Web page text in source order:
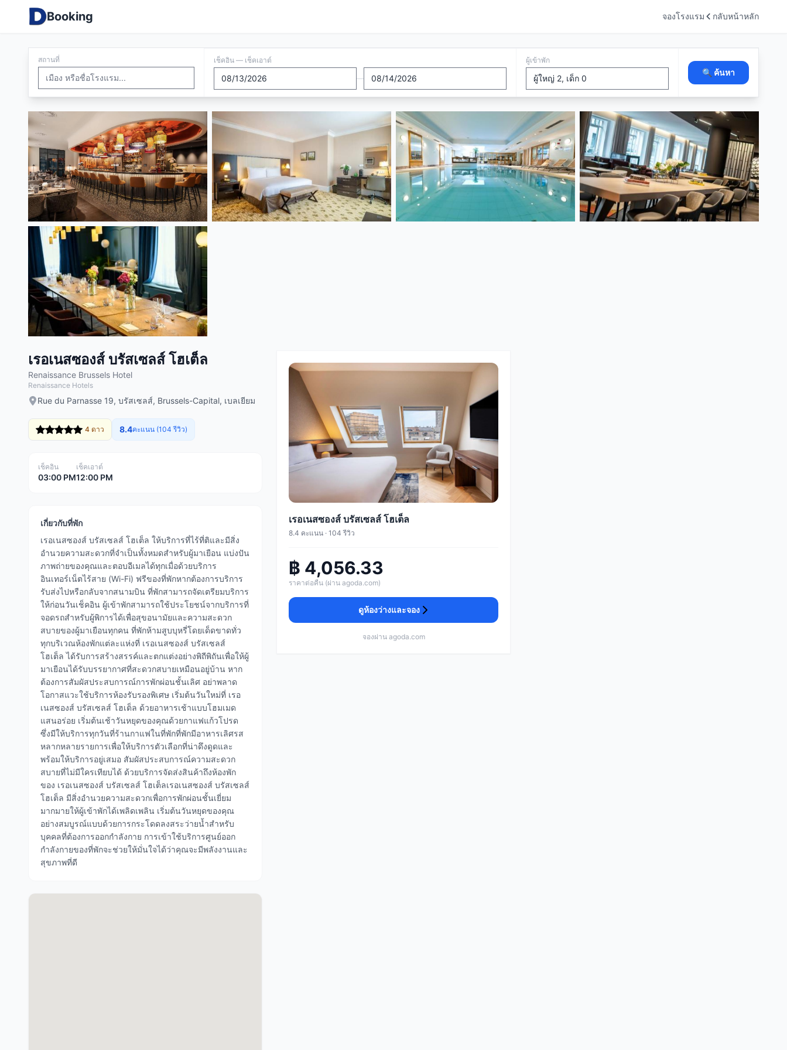
Booking จองโรงแรม กลับหน้าหลัก
สถานที่ เช็คอิน — เช็คเอาต์
—
ผู้เข้าพัก
🔍 ค้นหา
เรอเนสซองส์ บรัสเซลส์ โฮเต็ล
Renaissance Brussels Hotel
Renaissance Hotels
Rue du Parnasse 19, บรัสเซลส์, Brussels-Capital, เบลเยียม
4 ดาว 8.4คะแนน (104 รีวิว)
เช็คอิน
03:00 PM
เช็คเอาต์
12:00 PM
เกี่ยวกับที่พัก
เรอเนสซองส์ บรัสเซลส์ โฮเต็ล ให้บริการที่ไร้ที่ติและมีสิ่ง
อำนวยความสะดวกที่จำเป็นทั้งหมดสำหรับผู้มาเยือน แบ่งปัน
ภาพถ่ายของคุณและตอบอีเมลได้ทุกเมื่อด้วยบริการ
อินเทอร์เน็ตไร้สาย (Wi-Fi) ฟรีของที่พักหากต้องการบริการ
รับส่งไปหรือกลับจากสนามบิน ที่พักสามารถจัดเตรียมบริการ
ให้ก่อนวันเช็คอิน ผู้เข้าพักสามารถใช้ประโยชน์จากบริการที่
จอดรถสำหรับผู้พิการได้เพื่อสุขอนามัยและความสะดวก
สบายของผู้มาเยือนทุกคน ที่พักห้ามสูบบุหรี่โดยเด็ดขาดทั่ว
ทุกบริเวณห้องพักแต่ละแห่งที่ เรอเนสซองส์ บรัสเซลส์
โฮเต็ล ได้รับการสร้างสรรค์และตกแต่งอย่างพิถีพิถันเพื่อให้ผู้
มาเยือนได้รับบรรยากาศที่สะดวกสบายเหมือนอยู่บ้าน หาก
ต้องการสัมผัสประสบการณ์การพักผ่อนชั้นเลิศ อย่าพลาด
โอกาสแวะใช้บริการห้องรับรองพิเศษ เริ่มต้นวันใหม่ที่ เรอ
เนสซองส์ บรัสเซลส์ โฮเต็ล ด้วยอาหารเช้าแบบโฮมเมด
แสนอร่อย เริ่มต้นเช้าวันหยุดของคุณด้วยกาแฟแก้วโปรด
ซึ่งมีให้บริการทุกวันที่ร้านกาแฟในที่พักที่พักมีอาหารเลิศรส
หลากหลายรายการเพื่อให้บริการตัวเลือกที่น่าดึงดูดและ
พร้อมให้บริการอยู่เสมอ สัมผัสประสบการณ์ความสะดวก
สบายที่ไม่มีใครเทียบได้ ด้วยบริการจัดส่งสินค้าถึงห้องพัก
ของ เรอเนสซองส์ บรัสเซลส์ โฮเต็ลเรอเนสซองส์ บรัสเซลส์
โฮเต็ล มีสิ่งอำนวยความสะดวกเพื่อการพักผ่อนชั้นเยี่ยม
มากมายให้ผู้เข้าพักได้เพลิดเพลิน เริ่มต้นวันหยุดของคุณ
อย่างสมบูรณ์แบบด้วยการกระโดดลงสระว่ายน้ำสำหรับ
บุคคลที่ต้องการออกกำลังกาย การเข้าใช้บริการศูนย์ออก
กำลังกายของที่พักจะช่วยให้มั่นใจได้ว่าคุณจะมีพลังงานและ
สุขภาพที่ดี
เรอเนสซองส์ บรัสเซลส์ โฮเต็ล
8.4 คะแนน · 104 รีวิว
฿ 4,056.33
ราคาต่อคืน (ผ่าน agoda.com)
ดูห้องว่างและจอง
จองผ่าน agoda.com